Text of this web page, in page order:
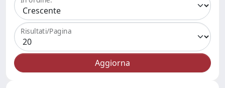
Risultati/Pagina